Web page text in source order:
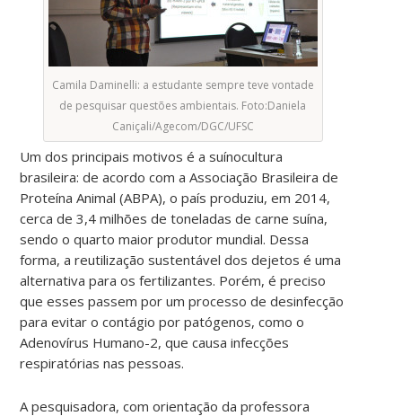
Camila Daminelli: a estudante sempre teve vontade
de pesquisar questões ambientais. Foto:Daniela
Caniçali/Agecom/DGC/UFSC
Um dos principais motivos é a suínocultura
brasileira: de acordo com a Associação Brasileira de
Proteína Animal (ABPA), o país produziu, em 2014,
cerca de 3,4 milhões de toneladas de carne suína,
sendo o quarto maior produtor mundial. Dessa
forma, a reutilização sustentável dos dejetos é uma
alternativa para os fertilizantes. Porém, é preciso
que esses passem por um processo de desinfecção
para evitar o contágio por patógenos, como o
Adenovírus Humano-2, que causa infecções
respiratórias nas pessoas.
A pesquisadora, com orientação da professora